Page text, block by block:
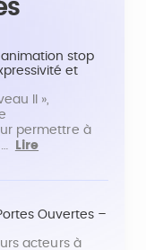
stop
et
II »,
permettre à
Lire
Ouvertes –
acteurs à